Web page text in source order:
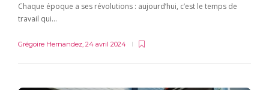
Chaque époque a ses révolutions : aujourd’hui, c’est le temps de
travail qui…
Grégoire Hernandez, 24 avril 2024